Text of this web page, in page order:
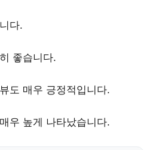
다.
좋습니다.
도 매우 긍정적입니다.
우 높게 나타났습니다.